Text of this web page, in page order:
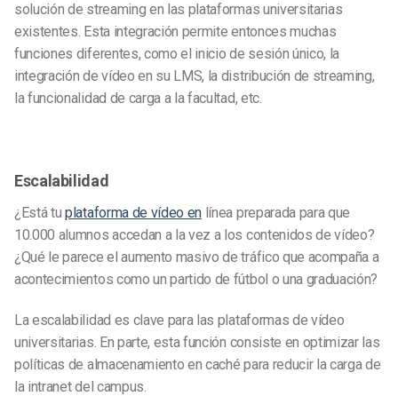
solución de streaming en las plataformas universitarias
existentes. Esta integración permite entonces muchas
funciones diferentes, como el inicio de sesión único, la
integración de vídeo en su LMS, la distribución de streaming,
la funcionalidad de carga a la facultad, etc.
Escalabilidad
¿Está tuplataforma de vídeo en línea preparada para que
10.000 alumnos accedan a la vez a los contenidos de vídeo?
¿Qué le parece el aumento masivo de tráfico que acompaña a
acontecimientos como un partido de fútbol o una graduación?
La escalabilidad es clave para las plataformas de vídeo
universitarias. En parte, esta función consiste en optimizar las
políticas de almacenamiento en caché para reducir la carga de
la intranet del campus.